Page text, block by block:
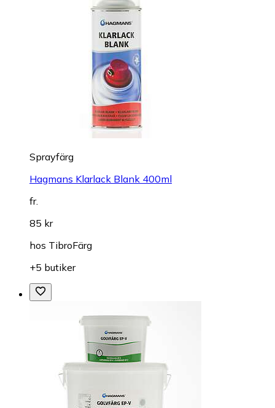
Sprayfärg
Hagmans Klarlack Blank 400ml
fr.
85 kr
hos TibroFärg
+5 butiker